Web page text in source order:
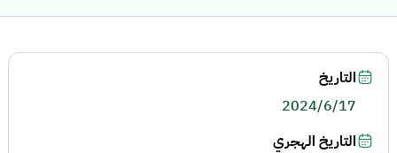
التاريخ
2024/6/17
التاريخ الهجري